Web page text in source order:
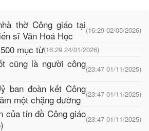
thờ Công giáo tại
sĩ Văn Hoá Học
(16:29 02/05/2026)
mục từ(16:29 24/01/2026)
cũng là người công(23:47 01/11/2025)
ban đoàn kết Công
một chặng đường (23:47 01/11/2025)
của tín đồ Công giáo(23:47 01/11/2025)